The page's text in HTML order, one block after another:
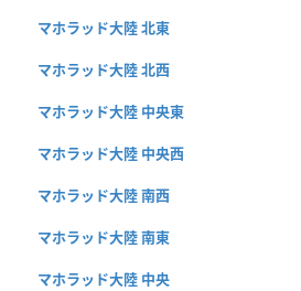
マホラッド大陸 北東
マホラッド大陸 北西
マホラッド大陸 中央東
マホラッド大陸 中央西
マホラッド大陸 南西
マホラッド大陸 南東
マホラッド大陸 中央